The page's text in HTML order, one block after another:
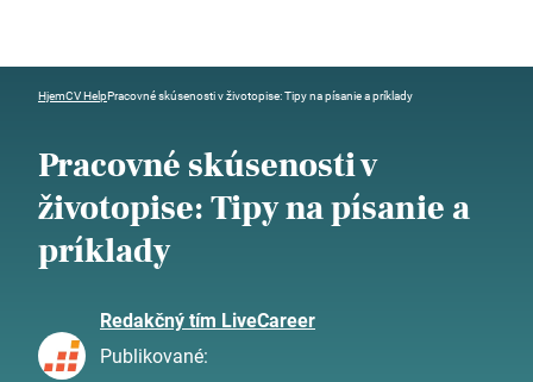
HjemCV HelpPracovné skúsenosti v životopise: Tipy na písanie a príklady
Pracovné skúsenosti v
životopise: Tipy na písanie a
príklady
Redakčný tím LiveCareer
Publikované: